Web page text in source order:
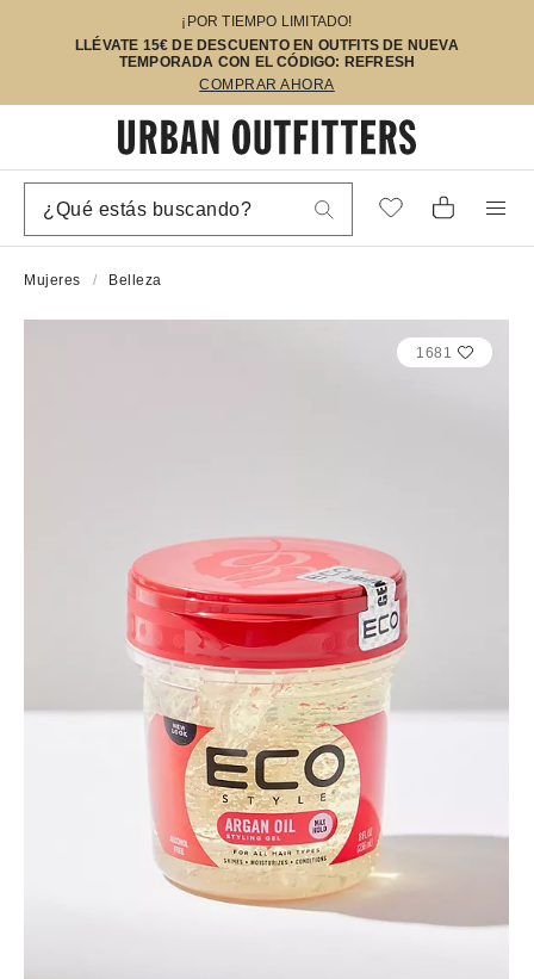
¡POR TIEMPO LIMITADO!
LLÉVATE 15€ DE DESCUENTO EN OUTFITS DE NUEVA
TEMPORADA CON EL CÓDIGO: REFRESH
COMPRAR AHORA
Mujeres Belleza
1681